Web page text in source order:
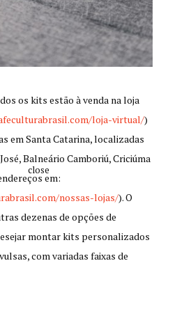
os kits estão à venda na loja
loja-virtual/)
em Santa Catarina, localizadas
Balneário Camboriú, Criciúma
em:
nossas-lojas/). O
dezenas de opções de
montar kits personalizados
com variadas faixas de
close